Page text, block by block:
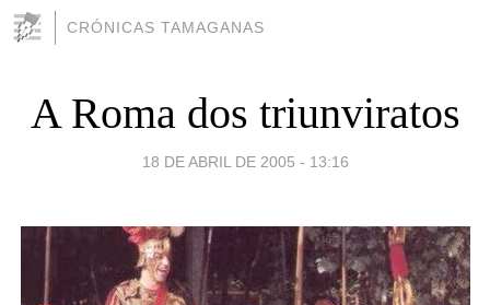
CRÓNICAS TAMAGANAS
A Roma dos triunviratos
18 DE ABRIL DE 2005 - 13:16